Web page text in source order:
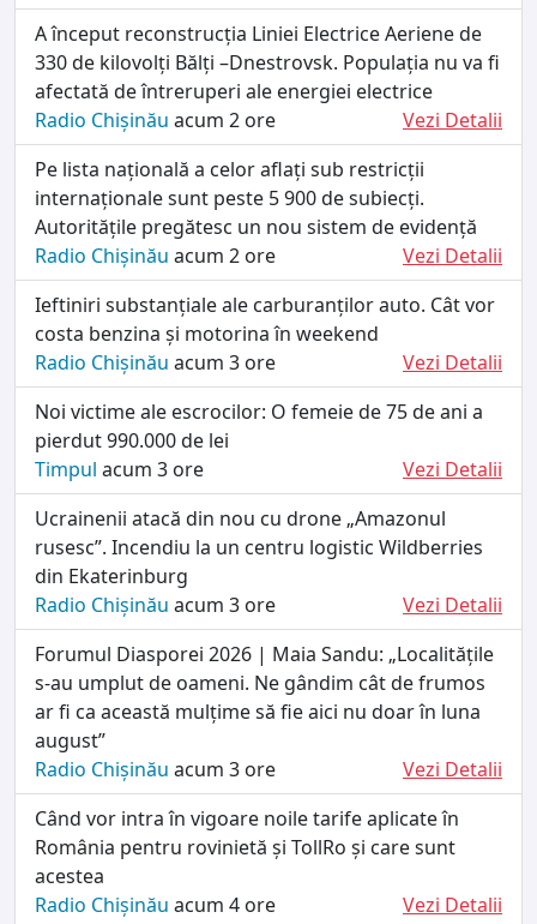
A început reconstrucția Liniei Electrice Aeriene de
330 de kilovolți Bălți –Dnestrovsk. Populația nu va fi
afectată de întreruperi ale energiei electrice
Radio Chișinău acum 2 ore
Vezi Detalii
Pe lista națională a celor aflați sub restricții
internaționale sunt peste 5 900 de subiecți.
Autoritățile pregătesc un nou sistem de evidență
Radio Chișinău acum 2 ore
Vezi Detalii
Ieftiniri substanțiale ale carburanților auto. Cât vor
costa benzina și motorina în weekend
Radio Chișinău acum 3 ore
Vezi Detalii
Noi victime ale escrocilor: O femeie de 75 de ani a
pierdut 990.000 de lei
Timpul acum 3 ore
Vezi Detalii
Ucrainenii atacă din nou cu drone „Amazonul
rusesc”. Incendiu la un centru logistic Wildberries
din Ekaterinburg
Radio Chișinău acum 3 ore
Vezi Detalii
Forumul Diasporei 2026 | Maia Sandu: „Localitățile
s-au umplut de oameni. Ne gândim cât de frumos
ar fi ca această mulțime să fie aici nu doar în luna
august”
Radio Chișinău acum 3 ore
Vezi Detalii
Când vor intra în vigoare noile tarife aplicate în
România pentru rovinietă și TollRo și care sunt
acestea
Radio Chișinău acum 4 ore
Vezi Detalii